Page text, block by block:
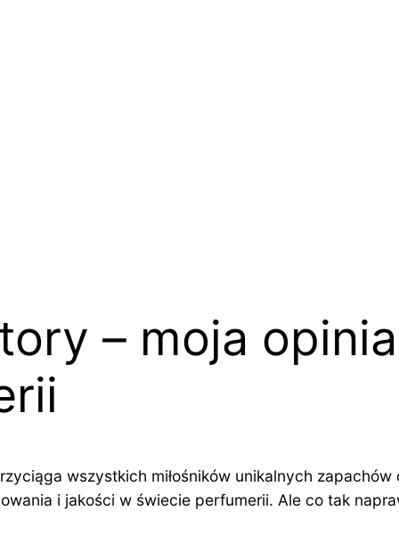
– moja
wszystkich miłośników unikalnych
i jakości w świecie perfumerii. Ale co tak